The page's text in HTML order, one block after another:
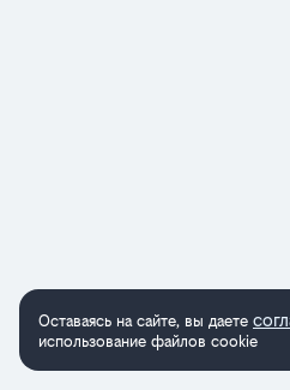
Оставаясь на сайте, вы даете
использование файлов cookie